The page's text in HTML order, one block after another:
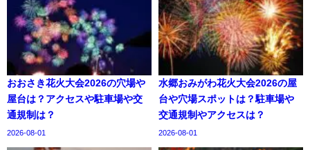
おおさき花火大会2026の穴場や
屋台は？アクセスや駐車場や交
通規制は？
2026-08-01
水郷おみがわ花火大会2026の屋
台や穴場スポットは？駐車場や
交通規制やアクセスは？
2026-08-01